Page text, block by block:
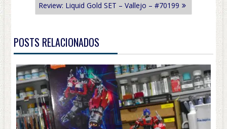
Review: Liquid Gold SET – Vallejo – #70199
POSTS RELACIONADOS